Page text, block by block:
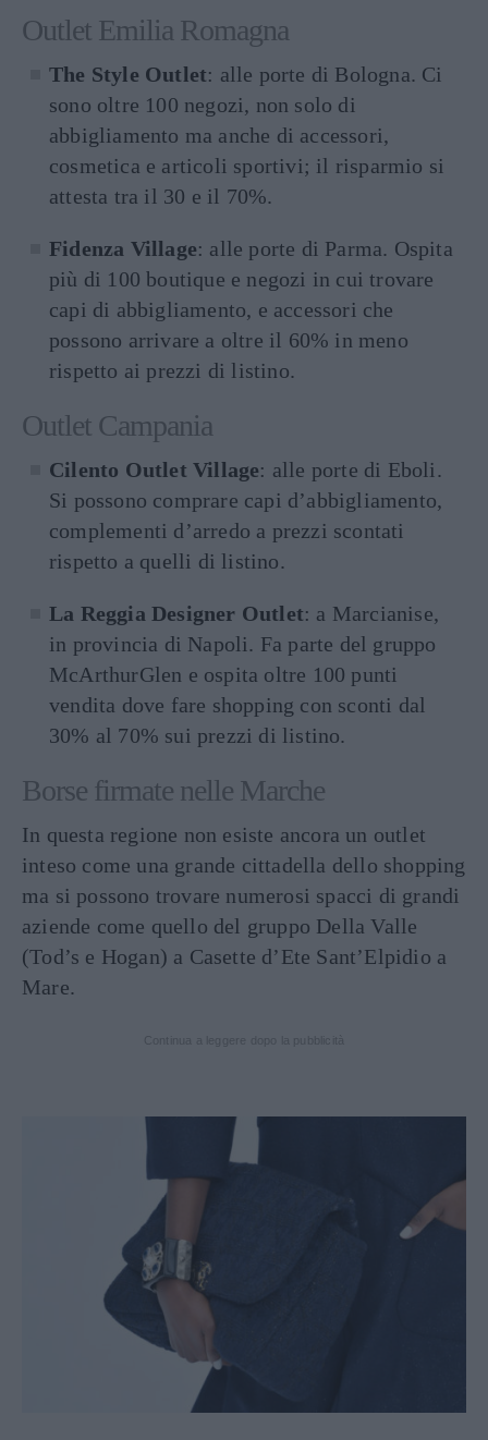
Outlet Emilia Romagna
The Style Outlet: alle porte di Bologna. Ci
sono oltre 100 negozi, non solo di
abbigliamento ma anche di accessori,
cosmetica e articoli sportivi; il risparmio si
attesta tra il 30 e il 70%.
Fidenza Village: alle porte di Parma. Ospita
più di 100 boutique e negozi in cui trovare
capi di abbigliamento, e accessori che
possono arrivare a oltre il 60% in meno
rispetto ai prezzi di listino.
Outlet Campania
Cilento Outlet Village: alle porte di Eboli.
Si possono comprare capi d’abbigliamento,
complementi d’arredo a prezzi scontati
rispetto a quelli di listino.
La Reggia Designer Outlet: a Marcianise,
in provincia di Napoli. Fa parte del gruppo
McArthurGlen e ospita oltre 100 punti
vendita dove fare shopping con sconti dal
30% al 70% sui prezzi di listino.
Borse firmate nelle Marche
In questa regione non esiste ancora un outlet
inteso come una grande cittadella dello shopping
ma si possono trovare numerosi spacci di grandi
aziende come quello del gruppo Della Valle
(Tod’s e Hogan) a Casette d’Ete Sant’Elpidio a
Mare.